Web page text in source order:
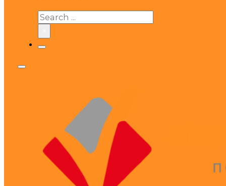
Search